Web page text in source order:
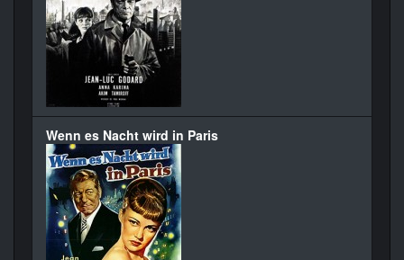
Wenn es Nacht wird in Paris